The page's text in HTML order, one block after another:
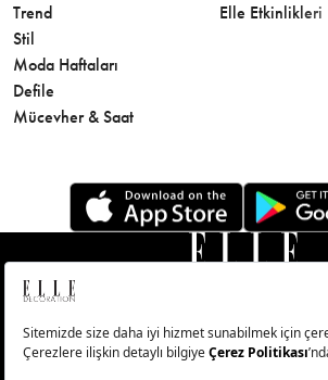
Trend
Stil
Moda Haftaları
Defile
Mücevher & Saat
Elle Etkinlikleri